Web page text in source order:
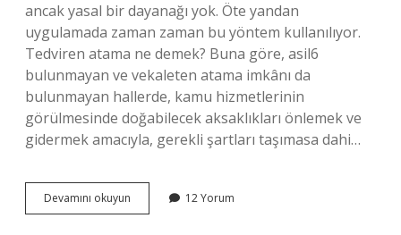
ancak yasal bir dayanağı yok. Öte yandan
uygulamada zaman zaman bu yöntem kullanılıyor.
Tedviren atama ne demek? Buna göre, asil6
bulunmayan ve vekaleten atama imkânı da
bulunmayan hallerde, kamu hizmetlerinin
görülmesinde doğabilecek aksaklıkları önlemek ve
gidermek amacıyla, gerekli şartları taşımasa dahi…
Devamını okuyun
Ne
12 Yorum